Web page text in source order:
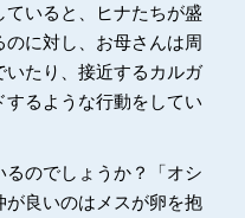
いると、ヒナたちが盛
に対し、お母さんは周
いたり、接近するカルガ
るような行動をしてい
のでしょうか？「オシ
が良いのはメスが卵を抱